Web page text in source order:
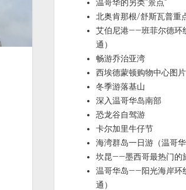
温哥华的另类“景点”
北奥肯那根/舒斯瓦普重
艾伯尼港——班菲尔德环
通）
畅游乔治亚湾
西埃德蒙顿购物中心图
冬季游落基山
深入温哥华岛南部
恐龙谷自驾游
卡尔加里牛仔节
海湾群岛一日游（温哥华
坎昆——墨西哥最热门的
温哥华岛——阳光海岸环
通）